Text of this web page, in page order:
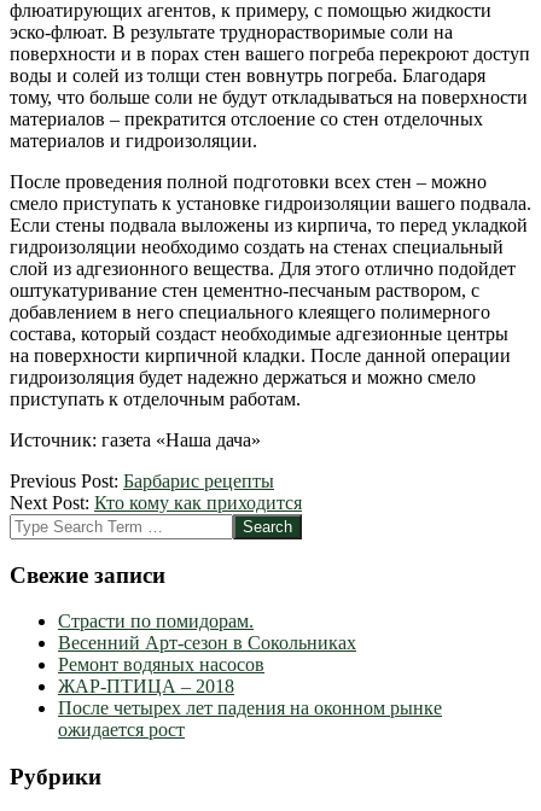
флюатирующих агентов, к примеру, с помощью жидкости
эско-флюат. В результате труднорастворимые соли на
поверхности и в порах стен вашего погреба перекроют доступ
воды и солей из толщи стен вовнутрь погреба. Благодаря
тому, что больше соли не будут откладываться на поверхности
материалов – прекратится отслоение со стен отделочных
материалов и гидроизоляции.
После проведения полной подготовки всех стен – можно
смело приступать к установке гидроизоляции вашего подвала.
Если стены подвала выложены из кирпича, то перед укладкой
гидроизоляции необходимо создать на стенах специальный
слой из адгезионного вещества. Для этого отлично подойдет
оштукатуривание стен цементно-песчаным раствором, с
добавлением в него специального клеящего полимерного
состава, который создаст необходимые адгезионные центры
на поверхности кирпичной кладки. После данной операции
гидроизоляция будет надежно держаться и можно смело
приступать к отделочным работам.
Источник: газета «Наша дача»
2012-
12-
11
Previous Post: Барбарис рецепты
Next Post: Кто кому как приходится
Search
Свежие записи
Страсти по помидорам.
Весенний Арт-сезон в Сокольниках
Ремонт водяных насосов
ЖАР-ПТИЦА – 2018
После четырех лет падения на оконном рынке
ожидается рост
Рубрики